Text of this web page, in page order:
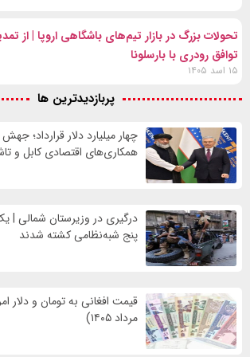
تحولات بزرگ در بازار تیم‌های باشگاهی اروپا | از
توافق رودری با بارسلونا
۱۵ اسد ۱۴۰۵
پربازدیدترین ها
چهار میلیارد دلار قرارداد؛
همکاری‌های اقتصادی کابل و
درگیری در وزیرستان شمالی |
پنج شبه‌نظامی کشته شدند
مرداد ۱۴۰۵)